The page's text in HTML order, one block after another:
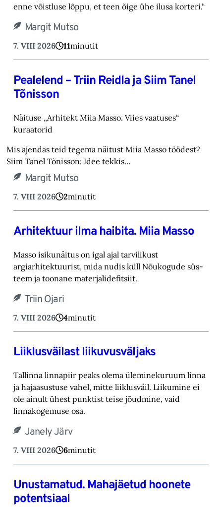
enne võistluse lõppu, et teen õige ühe ilusa korteri.“
Margit Mutso
7. VIII 2026 11minutit
Pealelend – Triin Reidla ja Siim Tanel
Tõnisson
Näituse „Arhitekt Miia Masso. Viies vaatuses“
kuraatorid
Mis ajendas teid tegema näitust Miia Masso töödest?
Siim Tanel Tõnisson: Idee tekkis…
Margit Mutso
7. VIII 2026 2minutit
Arhitektuur ilma haibita. Miia Masso
Masso isikunäitus on igal ajal tarvilikust
argiarhitektuurist, mida nudis küll Nõukogude süs-‎
teem ja toonane materjalidefitsiit.‎
Triin Ojari
7. VIII 2026 4minutit
Liiklusväilast liikuvusväljaks
Tallinna linnapiir peaks olema üleminekuruum linna
ja hajaasustuse vahel, mitte liiklusväil. ‎Liikumine ei
ole ainult ühest punktist teise jõudmine, vaid
linnakogemuse osa.‎
Janely Järv
7. VIII 2026 6minutit
Unustamatud. Mahajäetud hoonete
potentsiaal